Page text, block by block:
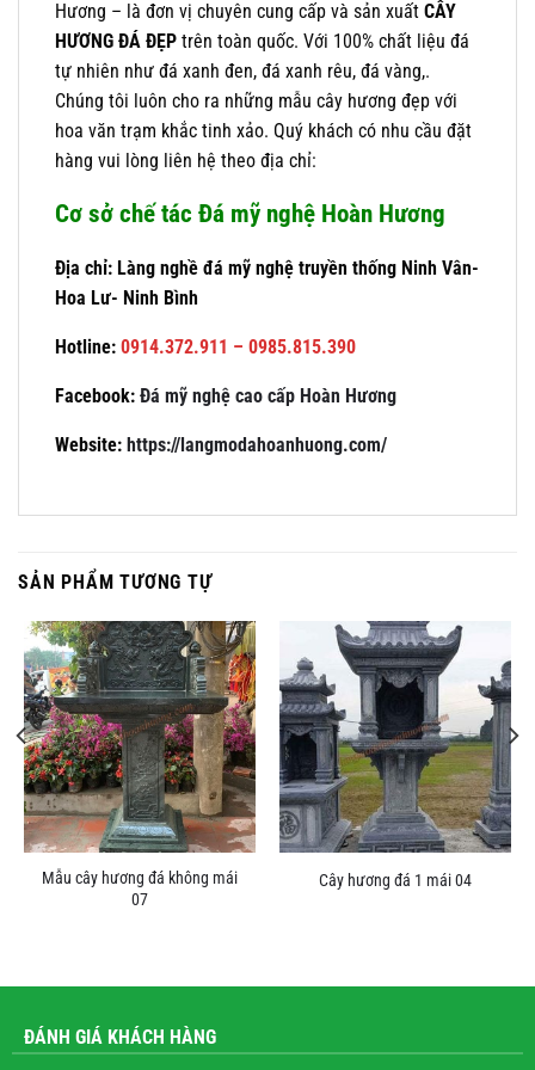
Hương – là đơn vị chuyên cung cấp và sản xuất CÂY
HƯƠNG ĐÁ ĐẸP trên toàn quốc. Với 100% chất liệu đá
tự nhiên như đá xanh đen, đá xanh rêu, đá vàng,.
Chúng tôi luôn cho ra những mẫu cây hương đẹp với
hoa văn trạm khắc tinh xảo. Quý khách có nhu cầu đặt
hàng vui lòng liên hệ theo địa chỉ:
Cơ sở chế tác Đá mỹ nghệ Hoàn Hương
Địa chỉ: Làng nghề đá mỹ nghệ truyền thống Ninh Vân-
Hoa Lư- Ninh Bình
Hotline: 0914.372.911 – 0985.815.390
Facebook: Đá mỹ nghệ cao cấp Hoàn Hương
Website: https://langmodahoanhuong.com/
SẢN PHẨM TƯƠNG TỰ
Mẫu cây hương đá không mái
07
Cây hương đá 1 mái 04
ĐÁNH GIÁ KHÁCH HÀNG